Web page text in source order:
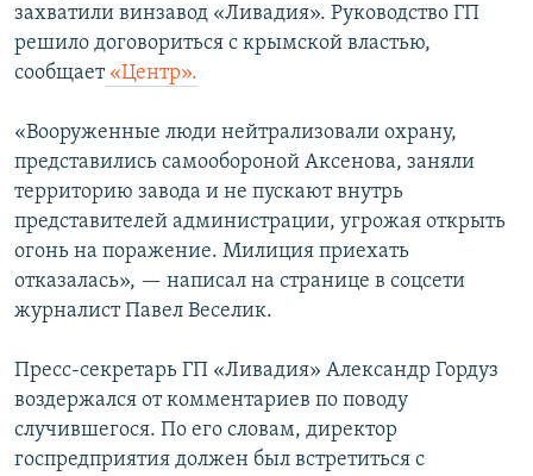
поиску
ТЕЛЕПРОЕКТ КРЫМ.РЕАЛИИ
ПРОПАВШИЕ БЕЗ ВЕСТИ
ПОБЕДИТЕЛЕЙ НЕ СУДЯТ?
ELIFBE
УКРАИНСКАЯ ПРОБЛЕМА КРЫМА
КАК ОБОЙТИ БЛОКИРОВКУ
Українською
Qırımtatar
ПРИСОЕДИНЯЙТЕСЬ!
Все сайты RFE/RL
захватили винзавод «Ливадия». Руководство ГП
решило договориться с крымской властью,
сообщает«Центр».
«Вооруженные люди нейтрализовали охрану,
представились самообороной Аксенова, заняли
территорию завода и не пускают внутрь
представителей администрации, угрожая открыть
огонь на поражение. Милиция приехать
отказалась», — написал на странице в соцсети
журналист Павел Веселик.
Пресс-секретарь ГП «Ливадия» Александр Гордуз
воздержался от комментариев по поводу
случившегося. По его словам, директор
госпредприятия должен был встретиться с